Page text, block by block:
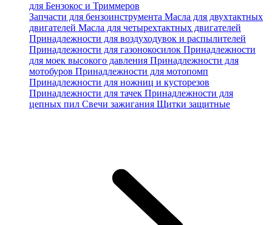
для Бензокос и Триммеров
Запчасти для бензоинструмента Масла для двухтактных
двигателей Масла для четырехтактных двигателей
Принадлежности для воздуходувок и распылителей
Принадлежности для газонокосилок Принадлежности
для моек высокого давления Принадлежности для
мотобуров Принадлежности для мотопомп
Принадлежности для ножниц и кусторезов
Принадлежности для тачек Принадлежности для
цепных пил Свечи зажигания Щитки защитные